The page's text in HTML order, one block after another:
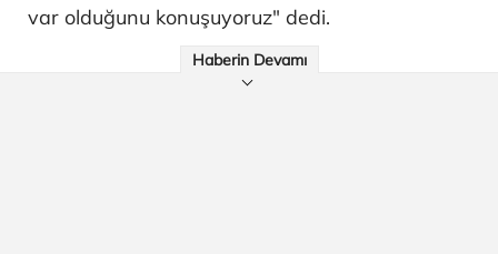
var olduğunu konuşuyoruz" dedi.
Haberin Devamı